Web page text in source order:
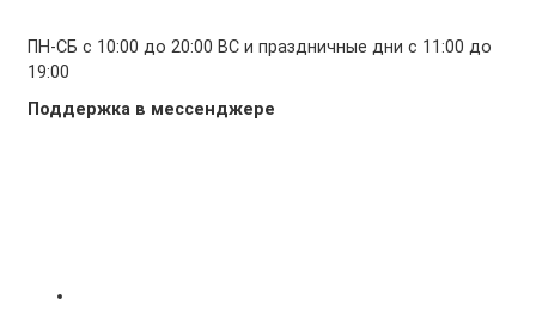
ПН-СБ с 10:00 до 20:00 ВС и праздничные дни с 11:00 до
19:00
Поддержка в мессенджере